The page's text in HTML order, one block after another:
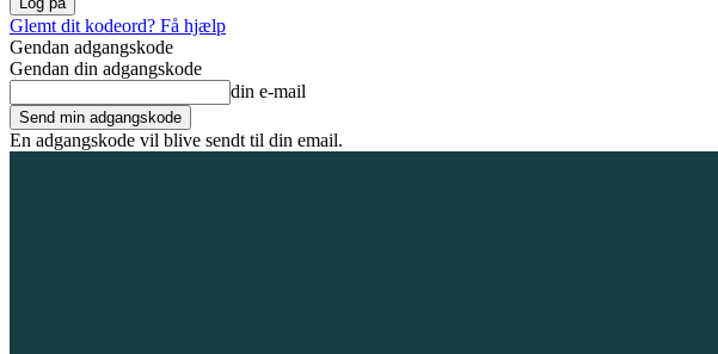
Glemt dit kodeord? Få hjælp
Gendan adgangskode
Gendan din adgangskode
din e-mail
En adgangskode vil blive sendt til din email.